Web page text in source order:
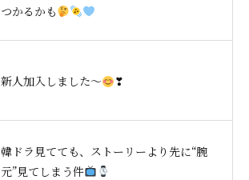
つかるかも
新人加入しました～ ❣
韓ドラ見てても、ストーリーより先に“腕
元”見てしまう件